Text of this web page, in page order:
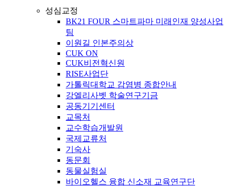
성심교정
BK21 FOUR 스마트파마 미래인재 양성사업
팀
이원길 인본주의상
CUK ON
CUK비전혁신원
RISE사업단
가톨릭대학교 감염병 종합안내
강엘리사벳 학술연구기금
공동기기센터
교목처
교수학습개발원
국제교류처
기숙사
동문회
동물실험실
바이오헬스 융합 신소재 교육연구단